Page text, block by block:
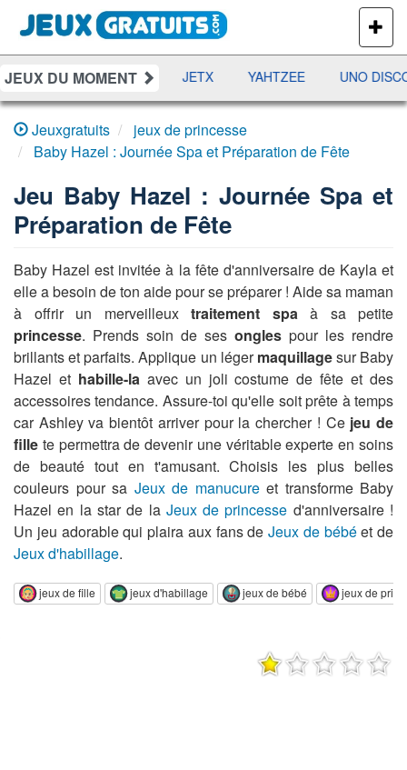
PLUS
DE
JEUX
JEUX DU MOMENT
DAMES RAMI JETX YAHTZEE UNO DISCO
Jeuxgratuits
jeux de princesse
Baby Hazel : Journée Spa et Préparation de Fête
Jeu Baby Hazel : Journée Spa et
Préparation de Fête
Baby Hazel est invitée à la fête d'anniversaire de Kayla et
elle a besoin de ton aide pour se préparer ! Aide sa maman
à offrir un merveilleux traitement spaà sa petite
princesse. Prends soin de ses ongles pour les rendre
brillants et parfaits. Applique un légermaquillagesur Baby
Hazel et habille-laavec un joli costume de fête et des
accessoires tendance. Assure-toi qu'elle soit prête à temps
car Ashley va bientôt arriver pour la chercher ! Ce jeu de
fille te permettra de devenir une véritable experte en soins
de beauté tout en t'amusant. Choisis les plus belles
couleurs pour sa Jeux de manucureet transforme Baby
Hazel en la star de la Jeux de princesse d'anniversaire !
Un jeu adorable qui plaira aux fans de Jeux de bébéet de
Jeux d'habillage.
jeux de fille jeux d'habillage jeux de bébé jeux de